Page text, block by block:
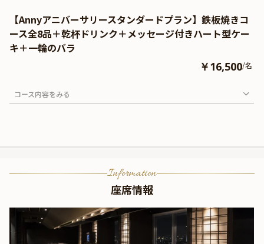
【Annyアニバーサリースタンダードプラン】鉄板焼きコ
ース全8品＋乾杯ドリンク＋メッセージ付きハート型ケー
キ＋一輪のバラ
￥16,500/名
コース内容をみる
Information
座席情報